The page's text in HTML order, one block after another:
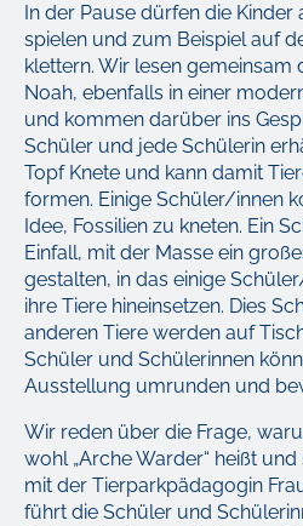
In der Pause dürfen die
spielen und zum Beispiel auf
klettern. Wir lesen gemeinsam
Noah, ebenfalls in einer
und kommen darüber ins
Schüler und jede Schülerin
Topf Knete und kann damit
formen. Einige Schüler/innen
Idee, Fossilien zu kneten. Ein
Einfall, mit der Masse ein
gestalten, in das einige
ihre Tiere hineinsetzen. Dies
anderen Tiere werden auf
Schüler und Schülerinnen
Ausstellung umrunden und
Wir reden über die Frage,
wohl „Arche Warder“ heißt
mit der Tierparkpädagogin
führt die Schüler und